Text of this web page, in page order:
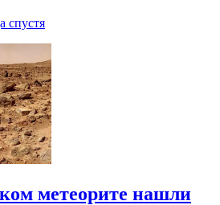
спустя
метеорите нашли